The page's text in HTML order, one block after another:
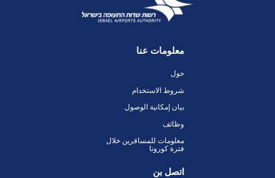
معلومات عنا
حول
شروط الاستخدام
بيان إمكانية الوصول
وظائف
معلومات للمسافرين خلال
فترة كورونا
اتصل بن